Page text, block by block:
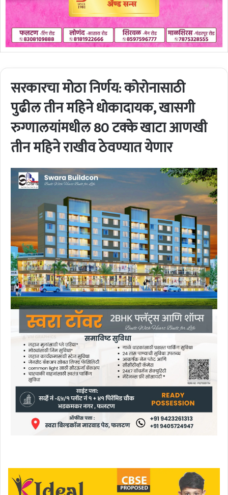
सरकारचा मोठा निर्णय: कोरोनासाठी
पुढील तीन महिने धोकादायक, खासगी
रुग्णालयांमधील 80 टक्के खाटा आणखी
तीन महिने राखीव ठेवण्यात येणार